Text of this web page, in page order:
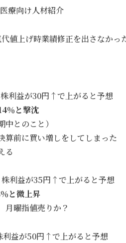
療向け人材紹介
代値上げ時業績修正を出さなかっ
株利益が30円↑で上がると予想
％と撃沈
とのこと）
算前に買い増しをしてしまった
る
株利益が35円↑で上がると予想
と微上昇
曜指値売りか？
利益が50円↑で上がると予想